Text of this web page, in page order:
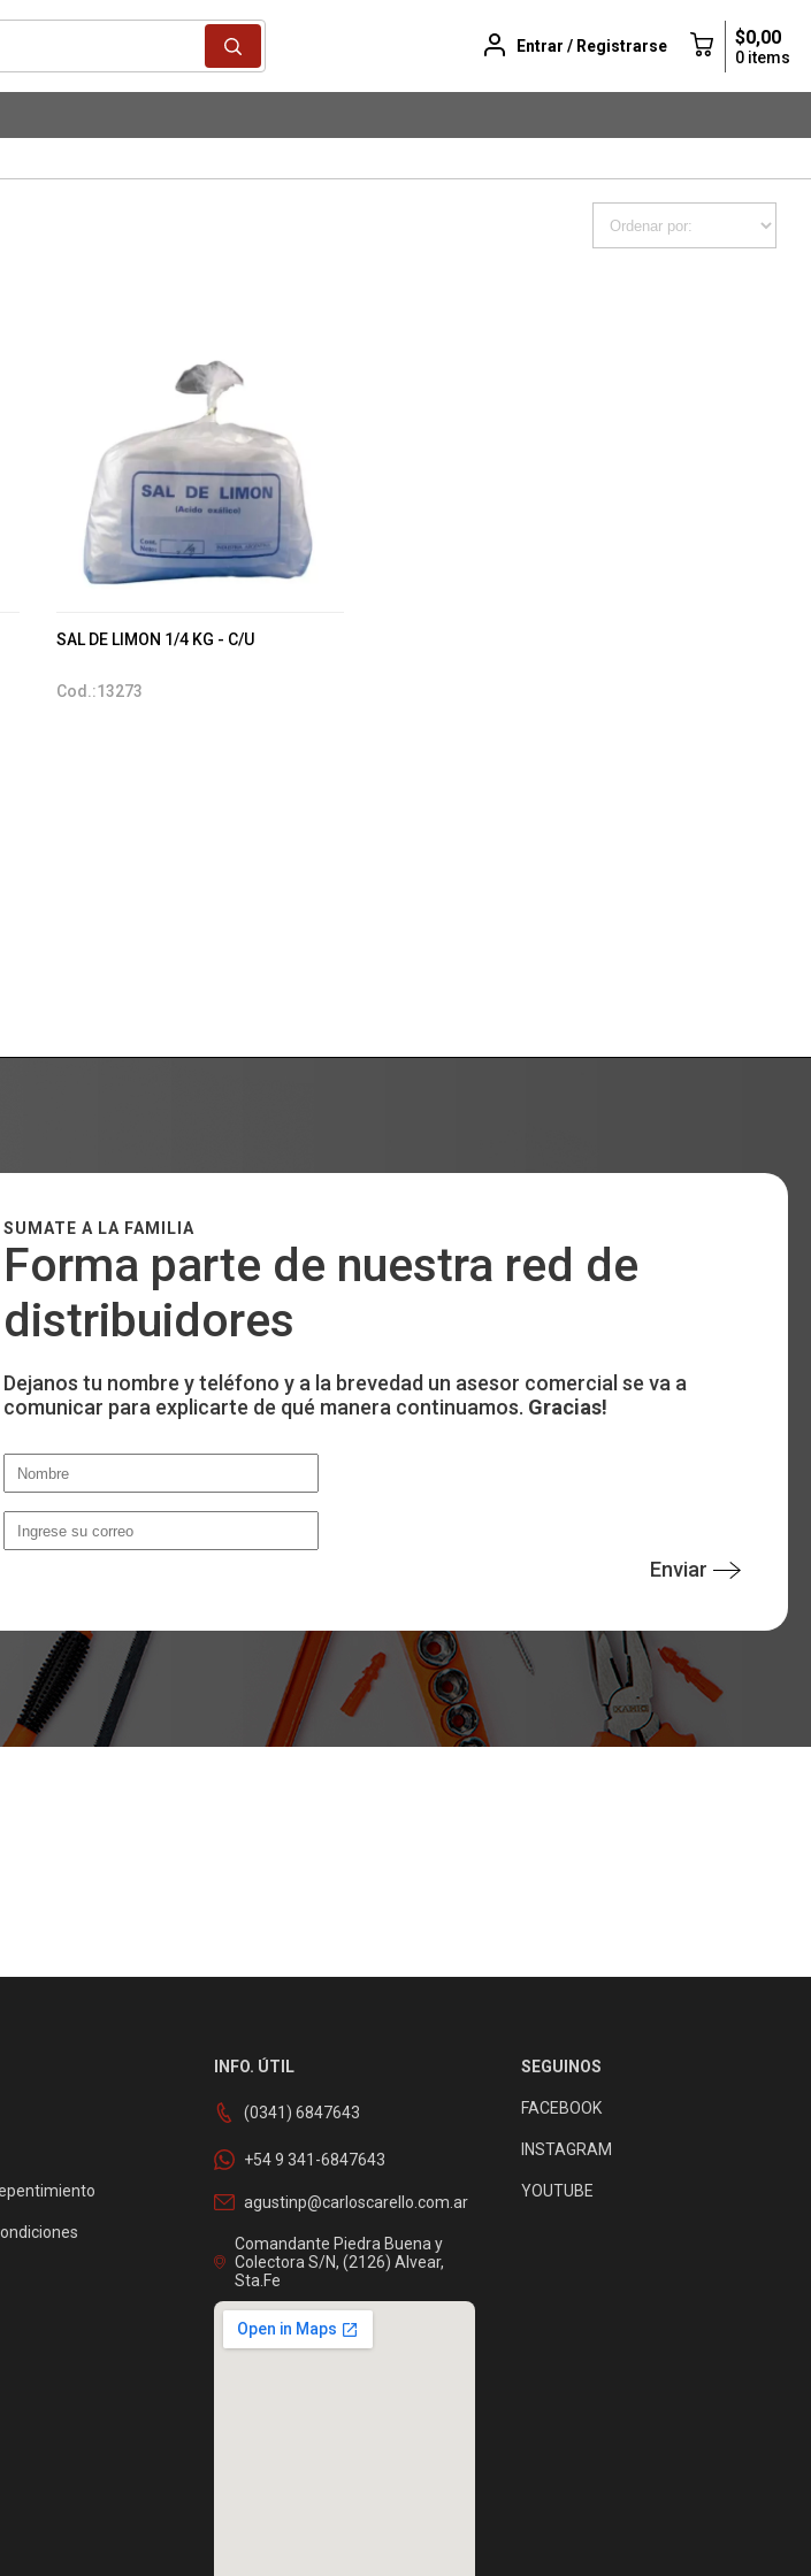
Entrar / Registrarse $0,00
0 items
SAL DE LIMON 1/4 KG - C/U
Cod.:13273
SUMATE A LA FAMILIA
Forma parte de nuestra red de
distribuidores
Dejanos tu nombre y teléfono y a la brevedad un asesor comercial se va a
comunicar para explicarte de qué manera continuamos. Gracias!
Enviar
INFO. ÚTIL
(0341) 6847643
+54 9 341-6847643
agustinp@carloscarello.com.ar
Comandante Piedra Buena y
Colectora S/N, (2126) Alvear,
Sta.Fe
SEGUINOS
FACEBOOK
INSTAGRAM
YOUTUBE